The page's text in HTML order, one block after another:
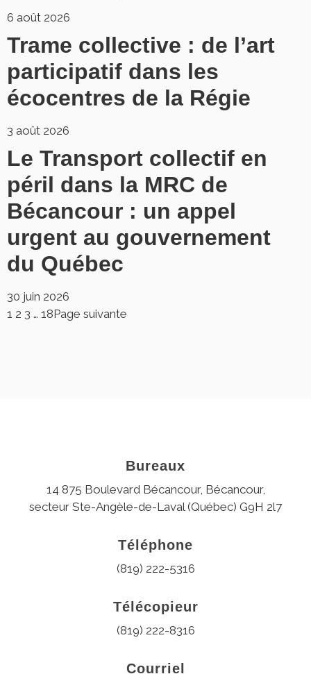
6 août 2026
Trame collective : de l’art
participatif dans les
écocentres de la Régie
3 août 2026
Le Transport collectif en
péril dans la MRC de
Bécancour : un appel
urgent au gouvernement
du Québec
30 juin 2026
1 2 3 … 18Page suivante
Bureaux
14 875 Boulevard Bécancour, Bécancour,
secteur Ste-Angèle-de-Laval (Québec) G9H 2l7
Téléphone
(819) 222-5316
Télécopieur
(819) 222-8316
Courriel